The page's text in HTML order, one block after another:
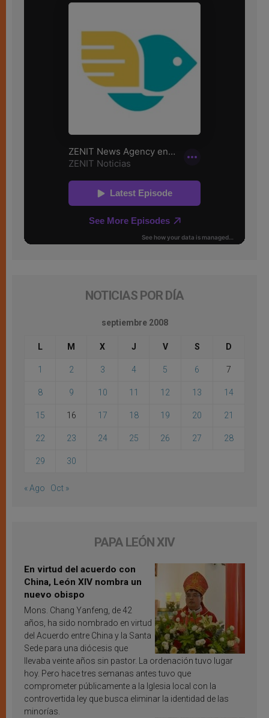
NOTICIAS POR DÍA
septiembre 2008
L M X J V S D
1 2 3 4 5 6 7
8 9 10 11 12 13 14
15 16 17 18 19 20 21
22 23 24 25 26 27 28
29 30
« Ago Oct »
PAPA LEÓN XIV
En virtud del acuerdo con
China, León XIV nombra un
nuevo obispo
Mons. Chang Yanfeng, de 42
años, ha sido nombrado en virtud
del Acuerdo entre China y la Santa
Sede para una diócesis que
llevaba veinte años sin pastor. La ordenación tuvo lugar
hoy. Pero hace tres semanas antes tuvo que
comprometer públicamente a la Iglesia local con la
controvertida ley que busca eliminar la identidad de las
minorías.